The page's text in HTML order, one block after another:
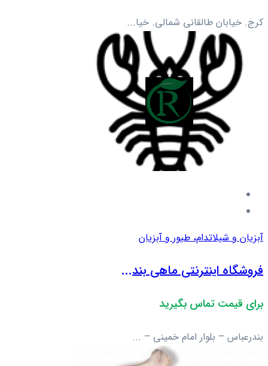
کرج. خیابان طالقانی شمالی. خیا...
آبزیان و شیلاتدام، طیور و آبزیان
فروشگاه اینترنتی ماهی بند...
برای قیمت تماس بگیرید
بندرعباس – بلوار امام خمینی – ...